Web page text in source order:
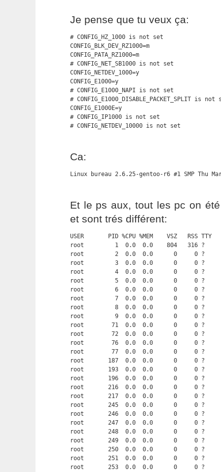
Je pense que tu veux ça:
# CONFIG_HZ_1000 is not set
CONFIG_BLK_DEV_RZ1000=m
CONFIG_PATA_RZ1000=m
# CONFIG_NET_SB1000 is not set
CONFIG_NETDEV_1000=y
CONFIG_E1000=y
# CONFIG_E1000_NAPI is not set
# CONFIG_E1000_DISABLE_PACKET_SPLIT is not
CONFIG_E1000E=y
# CONFIG_IP1000 is not set
# CONFIG_NETDEV_10000 is not set
Ca:
Linux bureau 2.6.25-gentoo-r6 #1 SMP Thu
Et le ps aux, tout les pc on
et sont trés différent:
USER       PID %CPU %MEM    VSZ   RSS TTY
root         1  0.0  0.0    804   316 ?
root         2  0.0  0.0      0     0 ?
root         3  0.0  0.0      0     0 ?
root         4  0.0  0.0      0     0 ?
root         5  0.0  0.0      0     0 ?
root         6  0.0  0.0      0     0 ?
root         7  0.0  0.0      0     0 ?
root         8  0.0  0.0      0     0 ?
root         9  0.0  0.0      0     0 ?
root        71  0.0  0.0      0     0 ?
root        72  0.0  0.0      0     0 ?
root        76  0.0  0.0      0     0 ?
root        77  0.0  0.0      0     0 ?
root       187  0.0  0.0      0     0 ?
root       193  0.0  0.0      0     0 ?
root       196  0.0  0.0      0     0 ?
root       216  0.0  0.0      0     0 ?
root       217  0.0  0.0      0     0 ?
root       245  0.0  0.0      0     0 ?
root       246  0.0  0.0      0     0 ?
root       247  0.0  0.0      0     0 ?
root       248  0.0  0.0      0     0 ?
root       249  0.0  0.0      0     0 ?
root       250  0.0  0.0      0     0 ?
root       251  0.0  0.0      0     0 ?
root       253  0.0  0.0      0     0 ?